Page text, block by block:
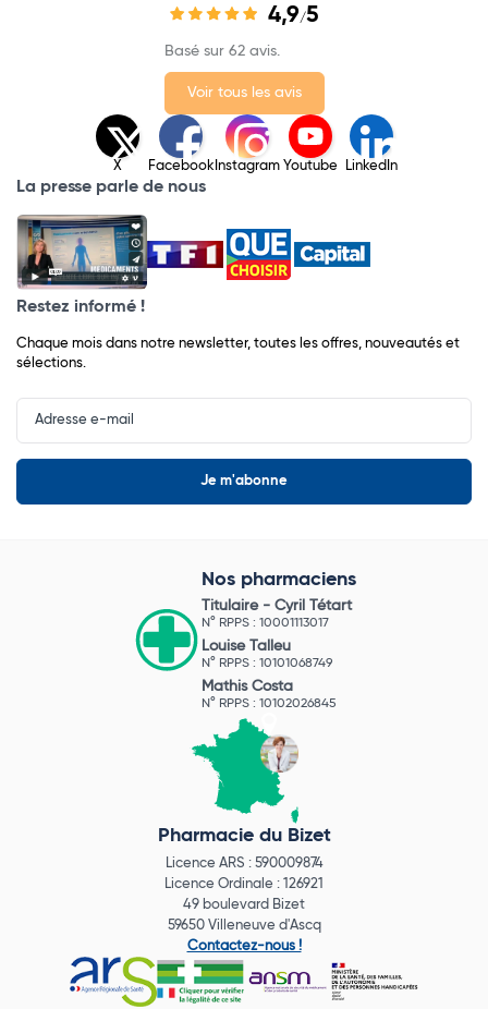
4,9/5
Basé sur 62 avis.
Voir tous les avis
X Facebook Instagram Youtube LinkedIn
La presse parle de nous
Restez informé !
Chaque mois dans notre newsletter, toutes les offres, nouveautés et
sélections.
Input
Newsletter
Nos pharmaciens
Titulaire - Cyril Tétart
N° RPPS : 10001113017
Louise Talleu
N° RPPS : 10101068749
Mathis Costa
N° RPPS : 10102026845
Pharmacie du Bizet
Licence ARS : 590009874
Licence Ordinale : 126921
49 boulevard Bizet
59650 Villeneuve d'Ascq
Contactez-nous !